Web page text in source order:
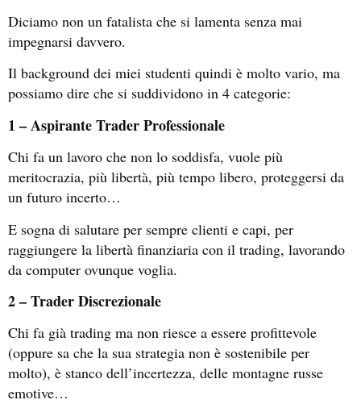
Diciamo non un fatalista che si lamenta senza mai
impegnarsi davvero.
Il background dei miei studenti quindi è molto vario, ma
possiamo dire che si suddividono in 4 categorie:
1 – Aspirante Trader Professionale
Chi fa un lavoro che non lo soddisfa, vuole più
meritocrazia, più libertà, più tempo libero, proteggersi da
un futuro incerto…
E sogna di salutare per sempre clienti e capi, per
raggiungere la libertà finanziaria con il trading, lavorando
da computer ovunque voglia.
2 – Trader Discrezionale
Chi fa già trading ma non riesce a essere profittevole
(oppure sa che la sua strategia non è sostenibile per
molto), è stanco dell’incertezza, delle montagne russe
emotive…